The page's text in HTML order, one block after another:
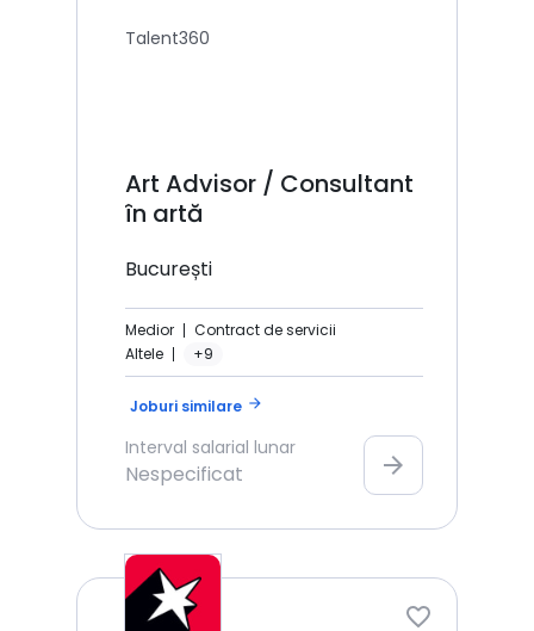
Talent360
Art Advisor / Consultant
în artă
București
Medior
Contract de servicii
Altele
+9
Joburi similare arrow_forward
Interval salarial lunar
Nespecificat arrow_forward